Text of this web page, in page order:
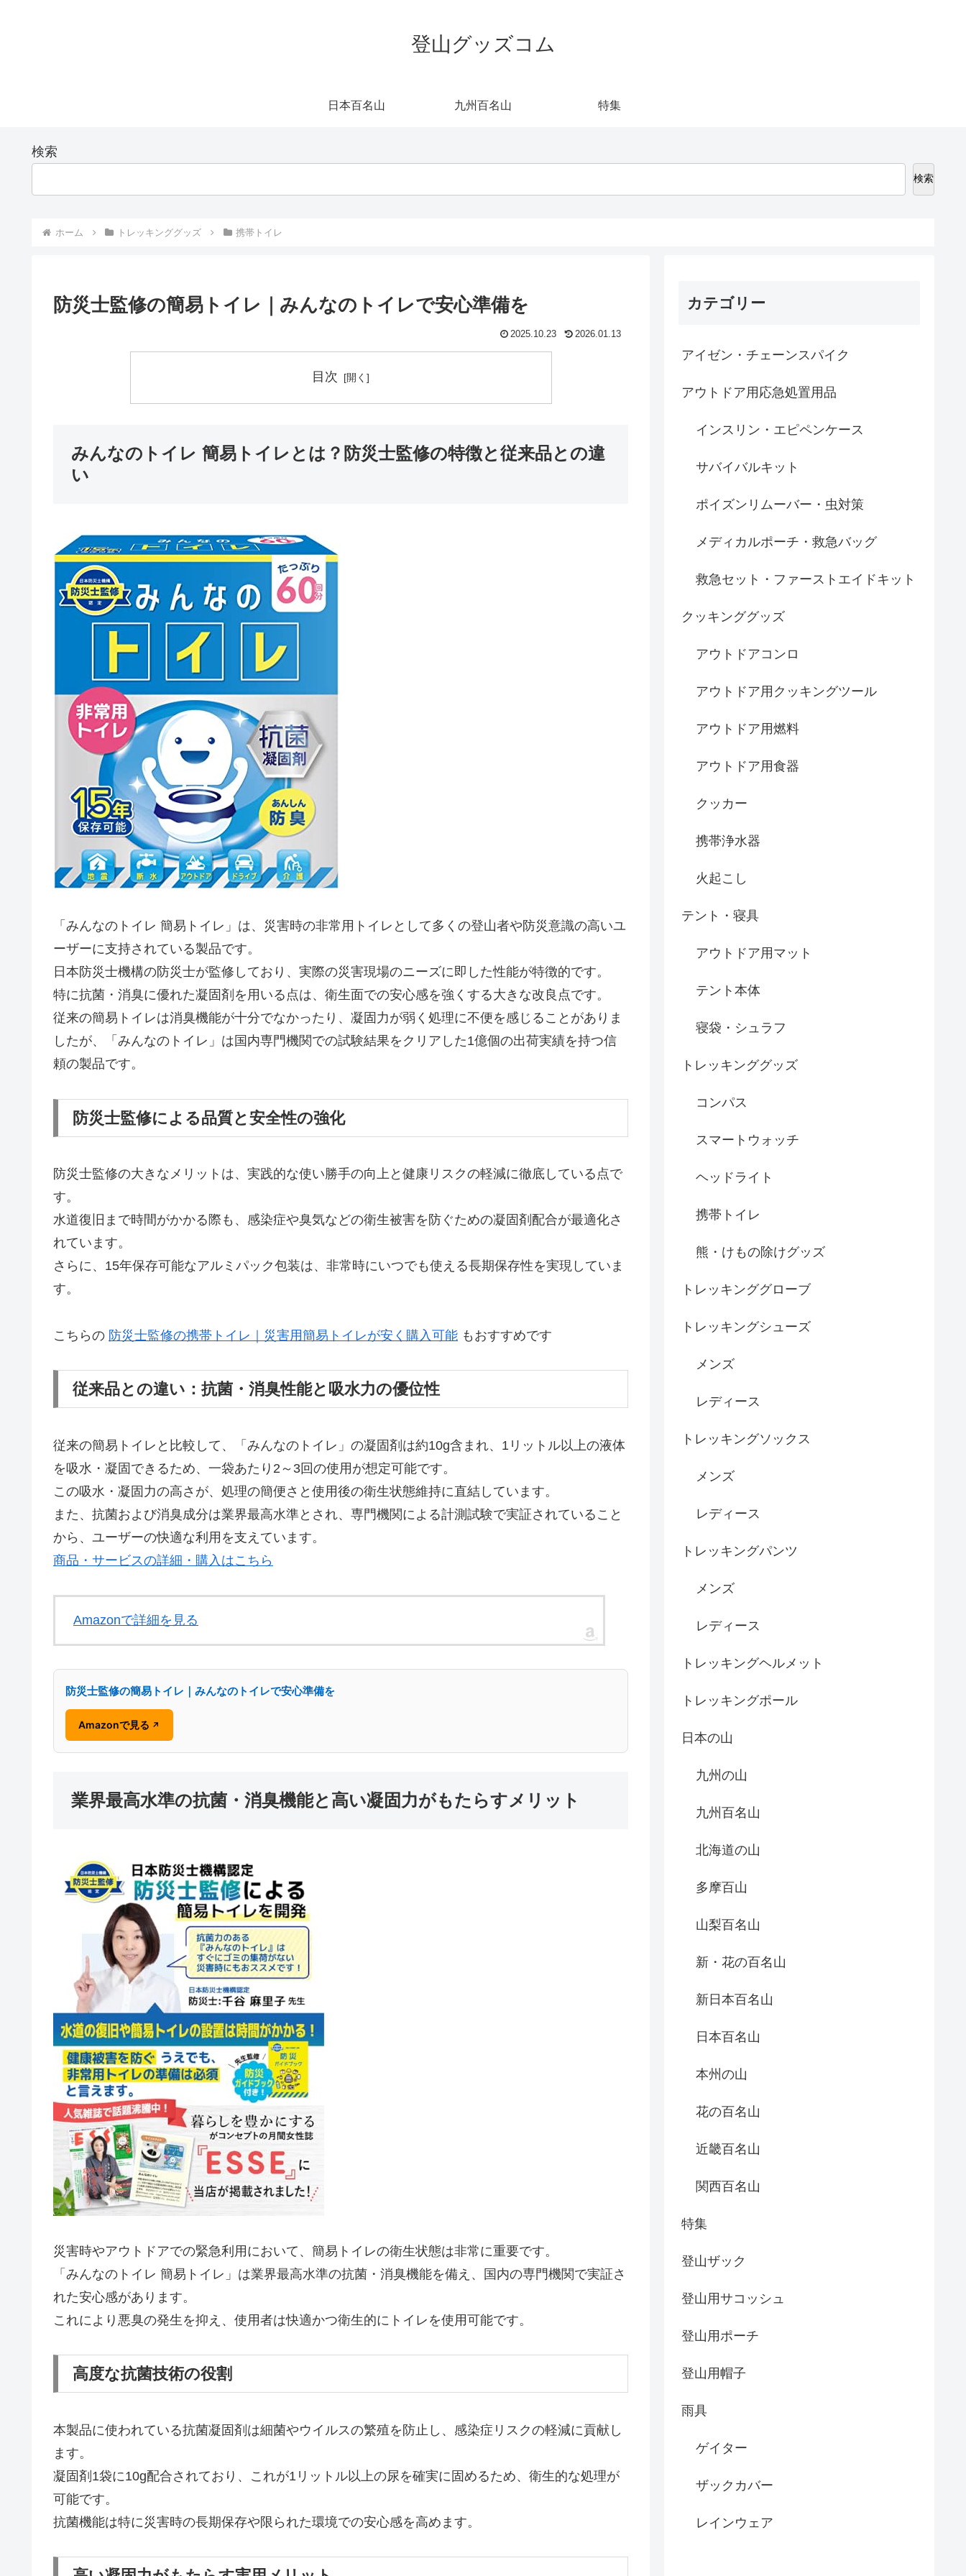
登山グッズコム
日本百名山 九州百名山 特集
検索
検索
ホーム トレッキンググッズ 携帯トイレ
防災士監修の簡易トイレ｜みんなのトイレで安心準備を
2025.10.23 2026.01.13
目次
みんなのトイレ 簡易トイレとは？防災士監修の特徴と従来品との違
い
「みんなのトイレ 簡易トイレ」は、災害時の非常用トイレとして多くの登山者や防災意識の高いユ
ーザーに支持されている製品です。
日本防災士機構の防災士が監修しており、実際の災害現場のニーズに即した性能が特徴的です。
特に抗菌・消臭に優れた凝固剤を用いる点は、衛生面での安心感を強くする大きな改良点です。
従来の簡易トイレは消臭機能が十分でなかったり、凝固力が弱く処理に不便を感じることがありま
したが、「みんなのトイレ」は国内専門機関での試験結果をクリアした1億個の出荷実績を持つ信
頼の製品です。
防災士監修による品質と安全性の強化
防災士監修の大きなメリットは、実践的な使い勝手の向上と健康リスクの軽減に徹底している点で
す。
水道復旧まで時間がかかる際も、感染症や臭気などの衛生被害を防ぐための凝固剤配合が最適化さ
れています。
さらに、15年保存可能なアルミパック包装は、非常時にいつでも使える長期保存性を実現していま
す。
こちらの 防災士監修の携帯トイレ｜災害用簡易トイレが安く購入可能 もおすすめです
従来品との違い：抗菌・消臭性能と吸水力の優位性
従来の簡易トイレと比較して、「みんなのトイレ」の凝固剤は約10g含まれ、1リットル以上の液体
を吸水・凝固できるため、一袋あたり2～3回の使用が想定可能です。
この吸水・凝固力の高さが、処理の簡便さと使用後の衛生状態維持に直結しています。
また、抗菌および消臭成分は業界最高水準とされ、専門機関による計測試験で実証されていること
から、ユーザーの快適な利用を支えています。
商品・サービスの詳細・購入はこちら
Amazonで詳細を見る
防災士監修の簡易トイレ｜みんなのトイレで安心準備を
Amazonで見る ↗
業界最高水準の抗菌・消臭機能と高い凝固力がもたらすメリット
災害時やアウトドアでの緊急利用において、簡易トイレの衛生状態は非常に重要です。
「みんなのトイレ 簡易トイレ」は業界最高水準の抗菌・消臭機能を備え、国内の専門機関で実証さ
れた安心感があります。
これにより悪臭の発生を抑え、使用者は快適かつ衛生的にトイレを使用可能です。
高度な抗菌技術の役割
本製品に使われている抗菌凝固剤は細菌やウイルスの繁殖を防止し、感染症リスクの軽減に貢献し
ます。
凝固剤1袋に10g配合されており、これが1リットル以上の尿を確実に固めるため、衛生的な処理が
可能です。
抗菌機能は特に災害時の長期保存や限られた環境での安心感を高めます。
カテゴリー
アイゼン・チェーンスパイク
アウトドア用応急処置用品
インスリン・エピペンケース
サバイバルキット
ポイズンリムーバー・虫対策
メディカルポーチ・救急バッグ
救急セット・ファーストエイドキット
クッキンググッズ
アウトドアコンロ
アウトドア用クッキングツール
アウトドア用燃料
アウトドア用食器
クッカー
携帯浄水器
火起こし
テント・寝具
アウトドア用マット
テント本体
寝袋・シュラフ
トレッキンググッズ
コンパス
スマートウォッチ
ヘッドライト
携帯トイレ
熊・けもの除けグッズ
トレッキンググローブ
トレッキングシューズ
メンズ
レディース
トレッキングソックス
メンズ
レディース
トレッキングパンツ
メンズ
レディース
トレッキングヘルメット
トレッキングポール
日本の山
九州の山
九州百名山
北海道の山
多摩百山
山梨百名山
新・花の百名山
新日本百名山
日本百名山
本州の山
花の百名山
近畿百名山
関西百名山
特集
登山ザック
登山用サコッシュ
登山用ポーチ
登山用帽子
雨具
ゲイター
ザックカバー
レインウェア